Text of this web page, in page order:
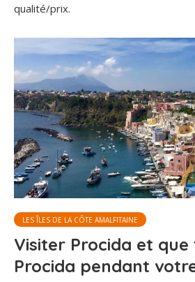
qualité/prix.
LES ÎLES DE LA CÔTE AMALFITAINE
Visiter Procida et que
Procida pendant